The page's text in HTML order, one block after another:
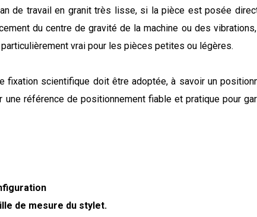
de travail en granit très lisse, si la pièce est posée
du centre de gravité de la machine ou des
vrai pour les pièces petites ou légères.
fixation scientifique doit être adoptée, à savoir un
référence de positionnement fiable et pratique pour
de mesure du stylet.